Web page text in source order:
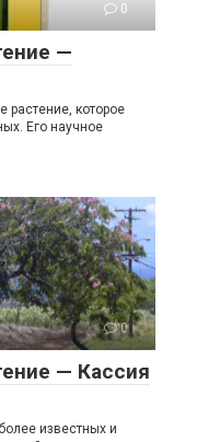
0
—
растение, которое
Его научное
0
— Кассия
известных и